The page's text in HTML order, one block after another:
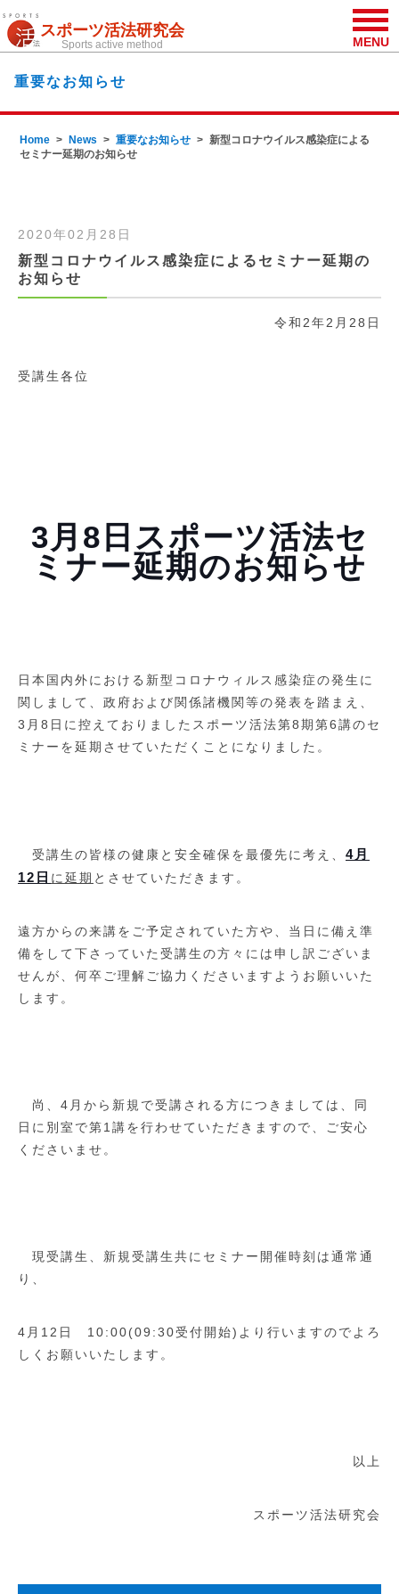
スポーツ活法研究会
Sports active method MENU
重要なお知らせ
Home News 重要なお知らせ
新型コロナウイルス感染症による
セミナー延期のお知らせ
2020年02月28日
新型コロナウイルス感染症によるセミナー延期の
お知らせ
令和2年2月28日
受講生各位
3月8日スポーツ活法セ
ミナー延期のお知らせ
日本国内外における新型コロナウィルス感染症の発生に
関しまして、政府および関係諸機関等の発表を踏まえ、
3月8日に控えておりましたスポーツ活法第8期第6講のセ
ミナーを延期させていただくことになりました。
受講生の皆様の健康と安全確保を最優先に考え、 4月
12日 に延期 とさせていただきます。
遠方からの来講をご予定されていた方や、当日に備え準
備をして下さっていた受講生の方々には申し訳ございま
せんが、何卒ご理解ご協力くださいますようお願いいた
します。
尚、4月から新規で受講される方につきましては、同
日に別室で第1講を行わせていただきますので、ご安心
くださいませ。
現受講生、新規受講生共にセミナー開催時刻は通常通
り、
4月12日 10:00(09:30受付開始)より行いますのでよろ
しくお願いいたします。
以上
スポーツ活法研究会